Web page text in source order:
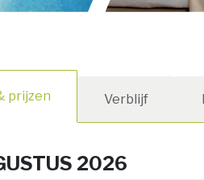
prijzen Verblijf
2026